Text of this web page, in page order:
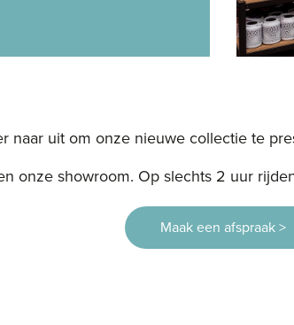
naar uit om onze nieuwe collectie te
onze showroom. Op slechts 2 uur
Maak een afspraak >